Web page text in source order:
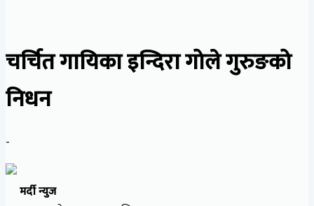
चर्चित गायिका इन्दिरा गोले गुरुङको
निधन
-
मर्दी न्युज